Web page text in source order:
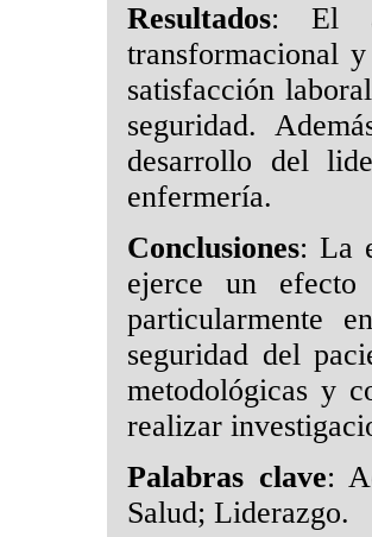
Resultados: El
transformacional
satisfacción
seguridad.
desarrollo del
enfermería.
Conclusiones: La
ejerce un efecto
particularmente
seguridad del
metodológicas y
realizar
Palabras clave:
Salud; Liderazgo.